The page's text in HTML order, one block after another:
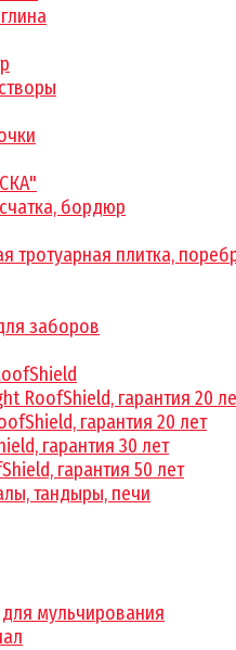
бордюр
тротуарная плитка,
заборов
RoofShield, гарантия 20
гарантия 20 лет
гарантия 30 лет
гарантия 50 лет
тандыры, печи
мульчирования